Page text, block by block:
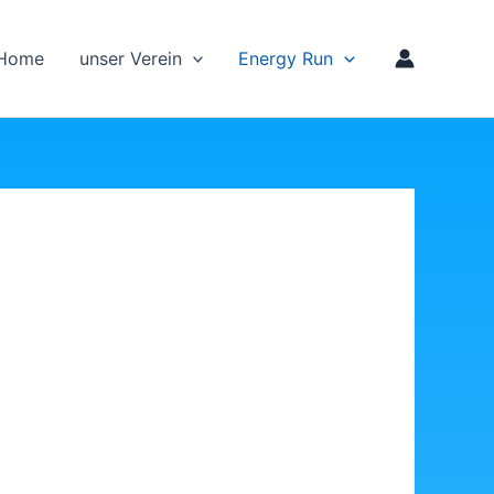
unser Verein Energy Run